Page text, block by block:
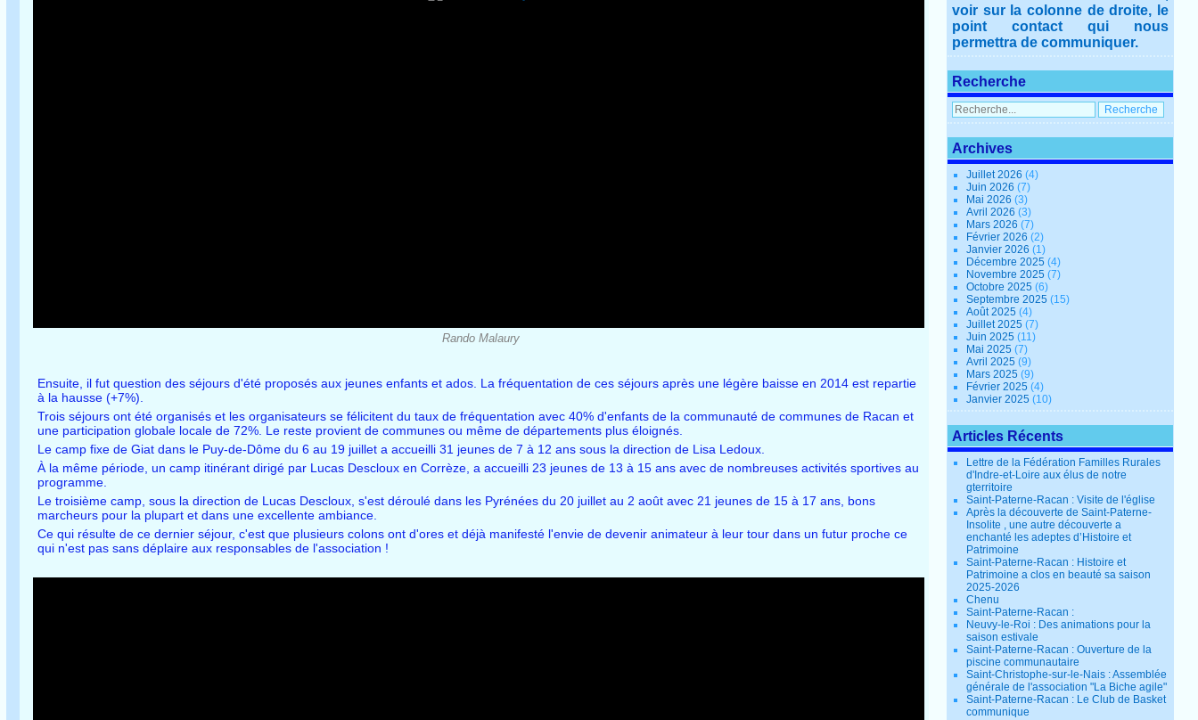
Rando Malaury
Ensuite, il fut question des séjours d'été proposés aux jeunes enfants et ados. La fréquentation de ces séjours après une légère baisse en 2014 est repartie
à la hausse (+7%).
Trois séjours ont été organisés et les organisateurs se félicitent du taux de fréquentation avec 40% d'enfants de la communauté de communes de Racan et
une participation globale locale de 72%. Le reste provient de communes ou même de départements plus éloignés.
Le camp fixe de Giat dans le Puy-de-Dôme du 6 au 19 juillet a accueilli 31 jeunes de 7 à 12 ans sous la direction de Lisa Ledoux.
À la même période, un camp itinérant dirigé par Lucas Descloux en Corrèze, a accueilli 23 jeunes de 13 à 15 ans avec de nombreuses activités sportives au
programme.
Le troisième camp, sous la direction de Lucas Descloux, s'est déroulé dans les Pyrénées du 20 juillet au 2 août avec 21 jeunes de 15 à 17 ans, bons
marcheurs pour la plupart et dans une excellente ambiance.
Ce qui résulte de ce dernier séjour, c'est que plusieurs colons ont d'ores et déjà manifesté l'envie de devenir animateur à leur tour dans un futur proche ce
qui n'est pas sans déplaire aux responsables de l'association !
voir sur la colonne de droite, le
point contact qui nous
permettra de communiquer.
Recherche
Archives
Juillet 2026(4)
Juin 2026(7)
Mai 2026(3)
Avril 2026(3)
Mars 2026(7)
Février 2026(2)
Janvier 2026(1)
Décembre 2025(4)
Novembre 2025(7)
Octobre 2025(6)
Septembre 2025(15)
Août 2025(4)
Juillet 2025(7)
Juin 2025(11)
Mai 2025(7)
Avril 2025(9)
Mars 2025(9)
Février 2025(4)
Janvier 2025(10)
Articles Récents
Lettre de la Fédération Familles Rurales
d'Indre-et-Loire aux élus de notre
gterritoire
Saint-Paterne-Racan : Visite de l'église
Après la découverte de Saint-Paterne-
Insolite , une autre découverte a
enchanté les adeptes d’Histoire et
Patrimoine
Saint-Paterne-Racan : Histoire et
Patrimoine a clos en beauté sa saison
2025-2026
Chenu
Saint-Paterne-Racan :
Neuvy-le-Roi : Des animations pour la
saison estivale
Saint-Paterne-Racan : Ouverture de la
piscine communautaire
Saint-Christophe-sur-le-Nais : Assemblée
générale de l'association "La Biche agile"
Saint-Paterne-Racan : Le Club de Basket
communique